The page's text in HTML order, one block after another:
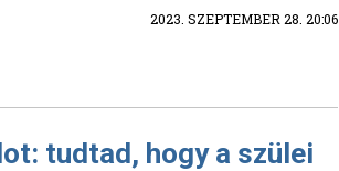
2023. SZEPTEMBER 28. 20:06
tudtad, hogy a szülei